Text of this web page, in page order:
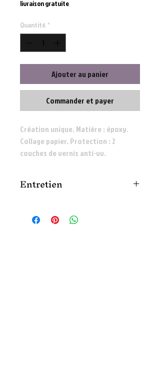
livraison gratuite
Quantité *
Ajouter au panier
Commander et payer
Création unique. Matière : époxy.
Collage papier. Protection : 2
couches de vernis anti-uv.
Entretien
ou un chiffon humide.